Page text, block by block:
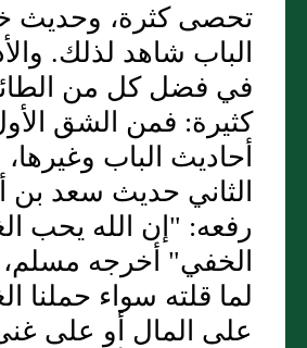
تحصى كثرة، وحديث
الباب شاهد لذلك.
في فضل كل من
كثيرة: فمن الشق
أحاديث الباب
الثاني حديث سعد بن
رفعه: "إن الله يحب
الخفي" أخرجه
لما قلته سواء حملنا
على المال أو على